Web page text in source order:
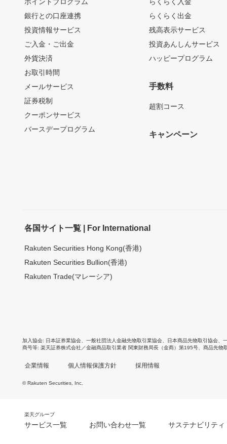
銀行との口座連携
投資情報サービス
ご入金・ご出金
外貨決済
お取引時間
メールサービス
証券税制
クーポンサービス
バースデープログラム
らくらく出金
残高表示サービス
投資あんしんサービス
ハッピープログラム
手数料
超割コース
キャンペーン
各国サイト一覧 | For International
Rakuten Securities Hong Kong(香港)
Rakuten Securities Bullion(香港)
Rakuten Trade(マレーシア)
加入協会 日本証券業協会 一般社団法人金融先物取引業協会 日本商品先物取引協会
商号等 楽天証券株式会社／金融商品取引業者 関東財務局長（金商）第195号、商品先物
企業情報 個人情報保護方針 採用情報
© Rakuten Securities, Inc.
楽天グループ
サービス一覧 お問い合わせ一覧 サステナビリティ